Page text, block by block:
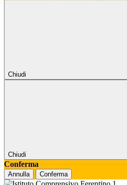
Chiudi
Chiudi
Conferma
Annulla Conferma